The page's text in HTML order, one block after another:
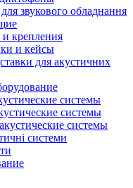
звукового обладнання
крепления
и кейсы
для акустичних
системы
системы
системы
системи